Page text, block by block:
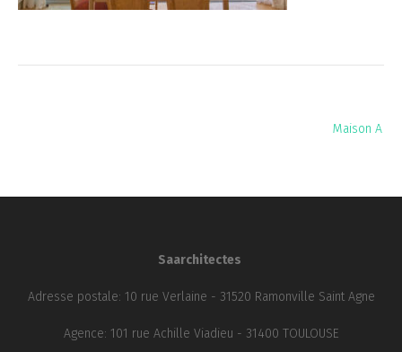
Maison A
Saarchitectes
Adresse postale: 10 rue Verlaine - 31520 Ramonville Saint Agne
Agence: 101 rue Achille Viadieu - 31400 TOULOUSE